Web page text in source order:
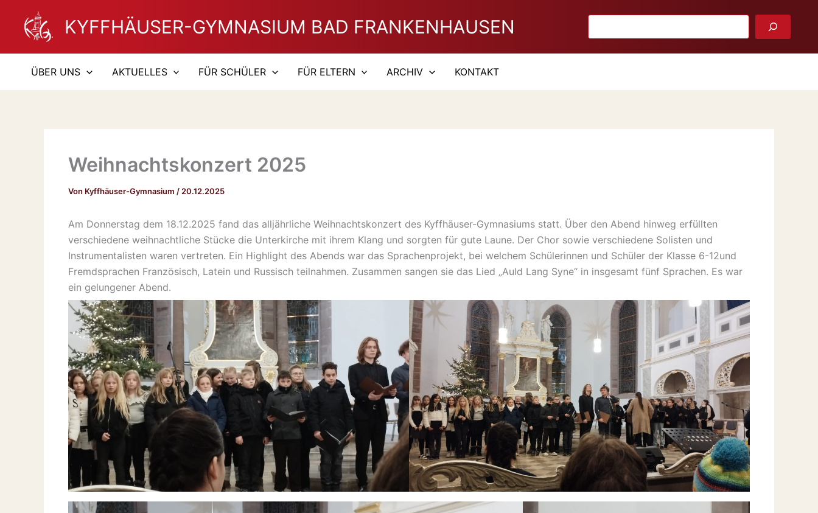
springen
KYFFHÄUSER-GYMNASIUM BAD FRANKENHAUSEN Suchen
ÜBER UNS AKTUELLES FÜR SCHÜLER FÜR ELTERN ARCHIV KONTAKT
Weihnachtskonzert 2025
Von Kyffhäuser-Gymnasium / 20.12.2025
Am Donnerstag dem 18.12.2025 fand das alljährliche Weihnachtskonzert des Kyffhäuser-Gymnasiums statt. Über den Abend hinweg erfüllten
verschiedene weihnachtliche Stücke die Unterkirche mit ihrem Klang und sorgten für gute Laune. Der Chor sowie verschiedene Solisten und
Instrumentalisten waren vertreten. Ein Highlight des Abends war das Sprachenprojekt, bei welchem Schülerinnen und Schüler der Klasse 6-12und
Fremdsprachen Französisch, Latein und Russisch teilnahmen. Zusammen sangen sie das Lied „Auld Lang Syne“ in insgesamt fünf Sprachen. Es war
ein gelungener Abend.